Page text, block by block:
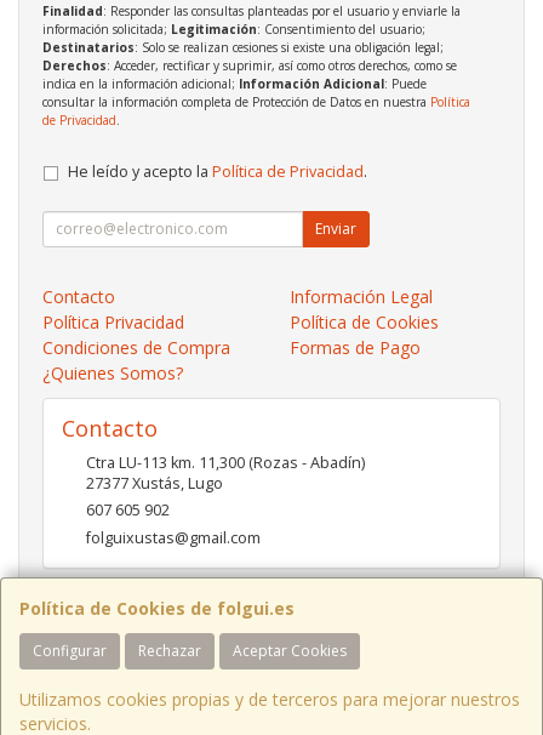
Política de Cookies de folgui.es
Configurar Rechazar Aceptar Cookies
Utilizamos cookies propias y de terceros para mejorar nuestros
servicios.
Finalidad: Responder las consultas planteadas por el usuario y enviarle la
información solicitada; Legitimación: Consentimiento del usuario;
Destinatarios: Solo se realizan cesiones si existe una obligación legal;
Derechos: Acceder, rectificar y suprimir, así como otros derechos, como se
indica en la información adicional; Información Adicional: Puede
consultar la información completa de Protección de Datos en nuestra Política
de Privacidad
He leído y acepto la Política de Privacidad.
Enviar
Contacto
Información Legal
Política Privacidad
Política de Cookies
Condiciones de Compra
Formas de Pago
¿Quienes Somos?
Contacto
Ctra LU-113 km. 11,300 (Rozas - Abadín)
27377Xustás,Lugo
607 605 902
folguixustas@gmail.com
Horario
Lunes a viernes de 10:00 a 14:00 y de 16:00 a 20:00.
Sábados de 10:00 a 14:00 y de 16:00 a 19:00